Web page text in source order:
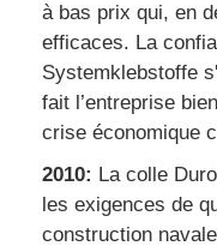
à bas prix qui, en
efficaces. La
Systemklebstoffe
fait l’entreprise
crise économique
2010: La colle
les exigences de
construction